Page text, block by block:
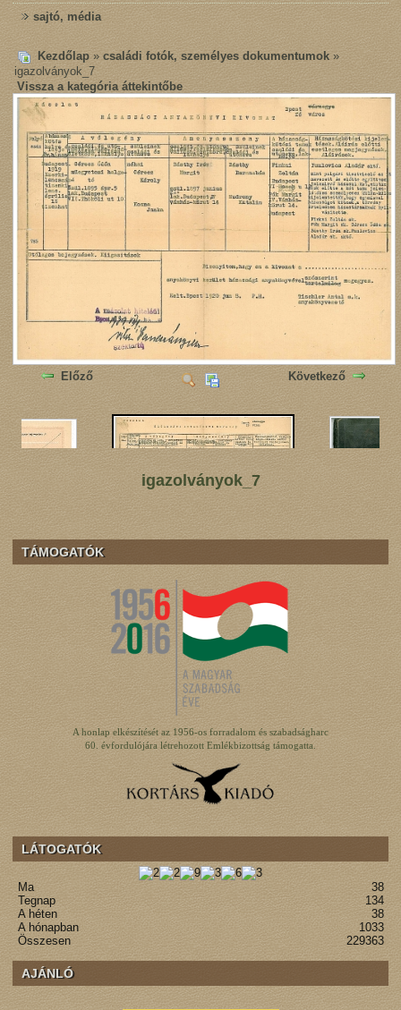
sajtó, média
Kezdőlap»családi fotók, személyes dokumentumok »
igazolványok_7
Vissza a kategória áttekintőbe
Előző Következő
igazolványok_7
TÁMOGATÓK
A honlap elkészítését az 1956-os forradalom és szabadságharc
60. évfordulójára létrehozott Emlékbizottság támogatta.
LÁTOGATÓK
Ma
38
Tegnap
134
A héten
38
A hónapban
1033
Összesen
229363
AJÁNLÓ